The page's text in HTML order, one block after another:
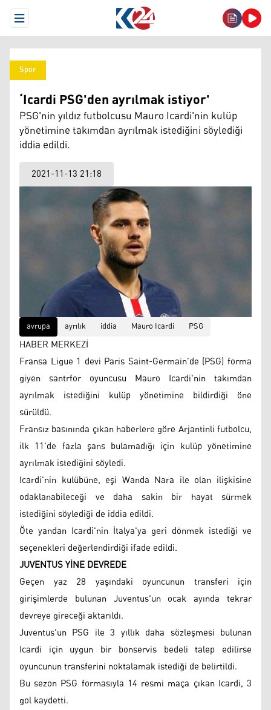
Open Menu
Spor
‘Icardi PSG'den ayrılmak istiyor'
PSG'nin yıldız futbolcusu Mauro Icardi'nin kulüp
yönetimine takımdan ayrılmak istediğini söylediği
iddia edildi.
2021-11-13 21:18
avrupa ayrılık iddia Mauro Icardi PSG
HABER MERKEZİ
Fransa Ligue 1 devi Paris Saint-Germain’de (PSG) forma
giyen santrfor oyuncusu Mauro Icardi'nin takımdan
ayrılmak istediğini kulüp yönetimine bildirdiği öne
sürüldü.
Fransız basınında çıkan haberlere göre Arjantinli futbolcu,
ilk 11'de fazla şans bulamadığı için kulüp yönetimine
ayrılmak istediğini söyledi.
Icardi'nin kulübüne, eşi Wanda Nara ile olan ilişkisine
odaklanabileceği ve daha sakin bir hayat sürmek
istediğini söylediği de iddia edildi.
Öte yandan Icardi'nin İtalya'ya geri dönmek istediği ve
seçenekleri değerlendirdiği ifade edildi.
JUVENTUS YİNE DEVREDE
Geçen yaz 28 yaşındaki oyuncunun transferi için
girişimlerde bulunan Juventus'un ocak ayında tekrar
devreye gireceği aktarıldı.
Juventus'un PSG ile 3 yıllık daha sözleşmesi bulunan
Icardi için uygun bir bonservis bedeli talep edilirse
oyuncunun transferini noktalamak istediği de belirtildi.
Bu sezon PSG formasıyla 14 resmi maça çıkan Icardi, 3
gol kaydetti.